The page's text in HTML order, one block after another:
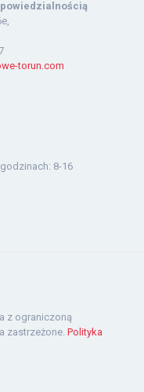
torun.com
8-16
z ograniczoną
zastrzeżone. Polityka